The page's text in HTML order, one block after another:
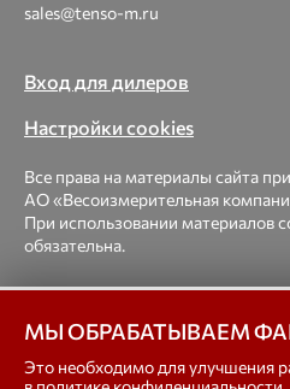
sales@tenso-m.ru
Вход для дилеров
Настройки cookies
Все права на материалы сайта
АО «Весоизмерительная
При использовании материалов
обязательна.
платформенные, крановые,
тензодатчики
МЫ ОБРАБАТЫВАЕМ
Это необходимо для улучшения